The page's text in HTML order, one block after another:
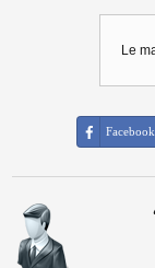
Le
Facebook